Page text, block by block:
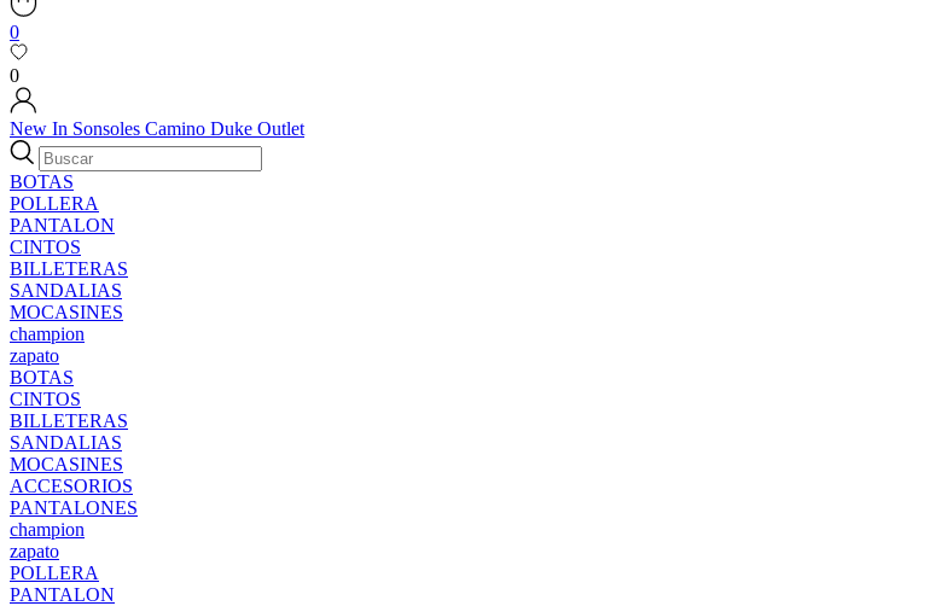
0
0
New In Sonsoles Camino Duke Outlet
BOTAS
POLLERA
PANTALON
CINTOS
BILLETERAS
SANDALIAS
MOCASINES
champion
zapato
BOTAS
CINTOS
BILLETERAS
SANDALIAS
MOCASINES
ACCESORIOS
PANTALONES
champion
zapato
POLLERA
PANTALON